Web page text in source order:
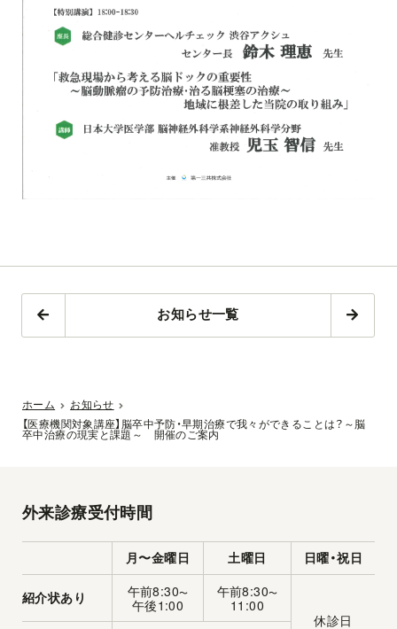
お知らせ一覧
ホーム
お知らせ
【医療機関対象講座】脳卒中予防・早期治療で我々ができることは？～脳
卒中治療の現実と課題～ 開催のご案内
外来診療受付時間
月〜金曜日 土曜日 日曜・祝日
紹介状あり 午前8:30〜
午後1:00
午前8:30〜
11:00
休診日